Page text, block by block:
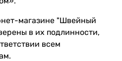
магазине "Швейный
в их подлинности,
всем